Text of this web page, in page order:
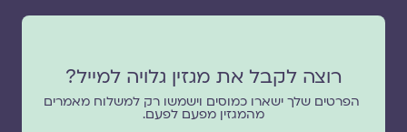
רוצה לקבל את מגזין גלויה למייל?
הפרטים שלך ישארו כמוסים וישמשו רק למשלוח מאמרים
מהמגזין מפעם לפעם.